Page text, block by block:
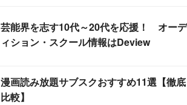
芸能界を志す10代～20代を応援！ オーデ
ィション・スクール情報はDeview
漫画読み放題サブスクおすすめ11選【徹底
比較】